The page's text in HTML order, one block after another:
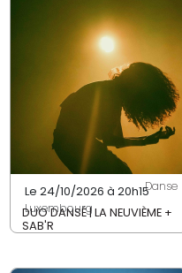
Danse
DUO DANSÉ | LA NEUVIÈME +
SAB'R
Le 24/10/2026 à 20h15
Luxembourg